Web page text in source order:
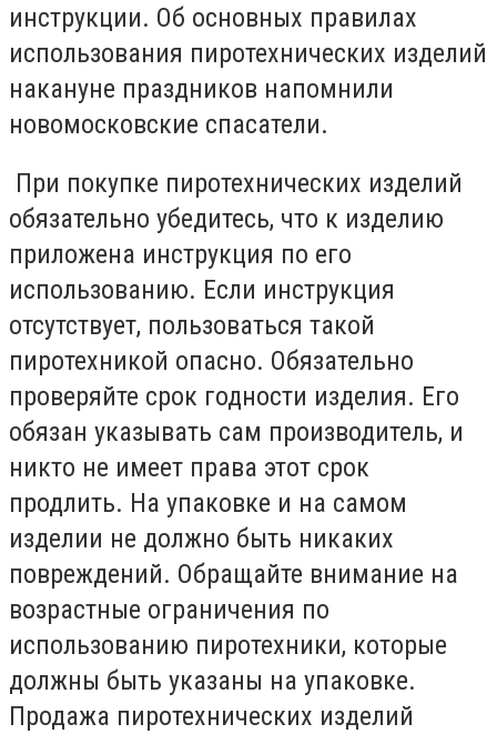
инструкции. Об основных правилах
использования пиротехнических изделий
накануне праздников напомнили
новомосковские спасатели.
При покупке пиротехнических изделий
обязательно убедитесь, что к изделию
приложена инструкция по его
использованию. Если инструкция
отсутствует, пользоваться такой
пиротехникой опасно. Обязательно
проверяйте срок годности изделия. Его
обязан указывать сам производитель, и
никто не имеет права этот срок
продлить. На упаковке и на самом
изделии не должно быть никаких
повреждений. Обращайте внимание на
возрастные ограничения по
использованию пиротехники, которые
должны быть указаны на упаковке.
Продажа пиротехнических изделий